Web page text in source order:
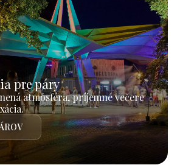
pre páry
atmosféra, príjemné večere